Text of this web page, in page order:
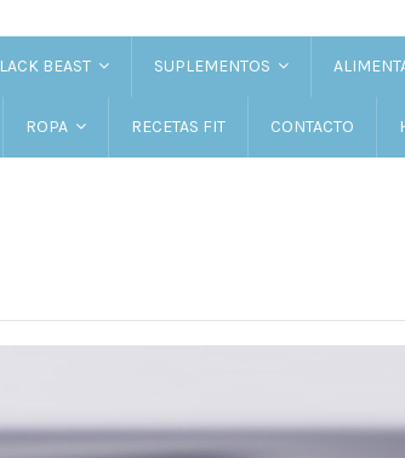
BEAST SUPLEMENTOS
ROPA RECETAS FIT CONTACTO